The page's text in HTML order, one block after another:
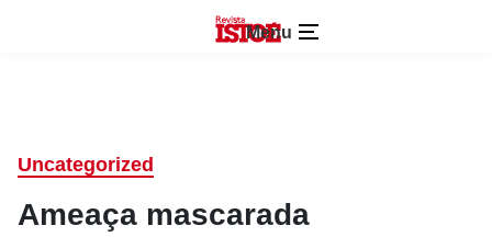
Menu
Uncategorized
Ameaça mascarada